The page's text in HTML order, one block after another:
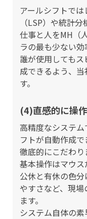
アールシフトで
（LSP）や統計
仕事と人をMH（
ラの最も少ない効
誰が使用しても
成できるよう、
す。
(4)直感的に操
高精度なシステ
フトが自動作成
徹底的にこだわり
基本操作はマウス
公休と有休の色
やすさなど、現
ます。
システム自体の素